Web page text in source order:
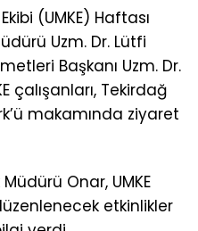
(UMKE) Haftası
Uzm. Dr. Lütfi
Başkanı Uzm. Dr.
çalışanları, Tekirdağ
makamında ziyaret
Onar, UMKE
etkinlikler